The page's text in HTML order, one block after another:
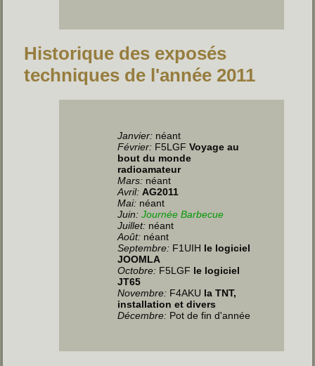
Historique des exposés
techniques de l'année 2011
Janvier: néant
Février: F5LGFVoyage au
bout du monde
radioamateur
Mars: néant
Avril: AG2011
Mai: néant
Juin:Journée Barbecue
Juillet: néant
Août: néant
Septembre: F1UIH le logiciel
JOOMLA
Octobre: F5LGF le logiciel
JT65
Novembre: F4AKU la TNT,
installation et divers
Décembre: Pot de fin d'année